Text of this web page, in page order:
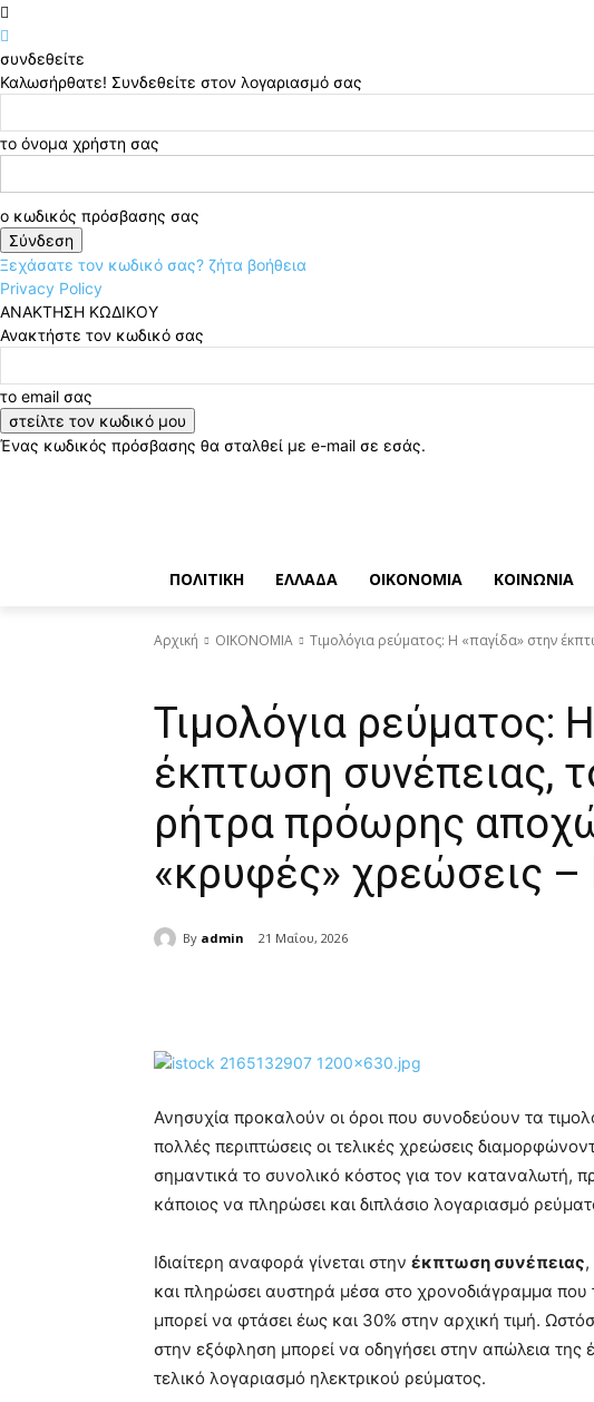
συνδεθείτε
Καλωσήρθατε! Συνδεθείτε στον λογαριασμό σας
το όνομα χρήστη σας
ο κωδικός πρόσβασης σας
Ξεχάσατε τον κωδικό σας? ζήτα βοήθεια
Privacy Policy
ΑΝΑΚΤΗΣΗ ΚΩΔΙΚΟΥ
Ανακτήστε τον κωδικό σας
το email σας
Ένας κωδικός πρόσβασης θα σταλθεί με e-mail σε εσάς.
ΠΟΛΙΤΙΚΗ ΕΛΛΑΔΑ ΟΙΚΟΝΟΜΙΑ ΚΟΙΝΩΝΙΑ
Αρχική ΟΙΚΟΝΟΜΙΑ Τιμολόγια ρεύματος: Η «παγίδα» στην
Τιμολόγια ρεύματος:
έκπτωση συνέπειας,
ρήτρα πρόωρης
«κρυφές» χρεώσεις
By admin 21 Μαΐου, 2026
Ανησυχία προκαλούν οι όροι που συνοδεύουν τα
πολλές περιπτώσεις οι τελικές χρεώσεις
σημαντικά το συνολικό κόστος για τον καταναλωτή,
κάποιος να πληρώσει και διπλάσιο λογαριασμό
Ιδιαίτερη αναφορά γίνεται στην έκπτωση συνέπειας
και πληρώσει αυστηρά μέσα στο χρονοδιάγραμμα που
μπορεί να φτάσει έως και 30% στην αρχική τιμή.
στην εξόφληση μπορεί να οδηγήσει στην απώλεια
τελικό λογαριασμό ηλεκτρικού ρεύματος.